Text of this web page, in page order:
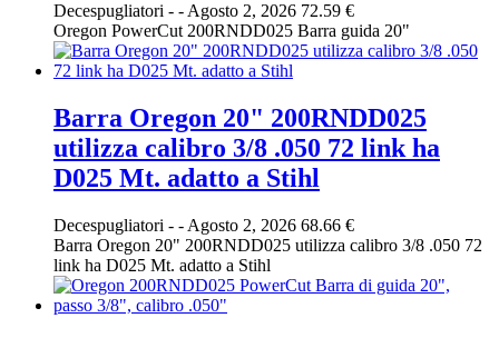
Decespugliatori - - Agosto 2, 2026 72.59 €
Oregon PowerCut 200RNDD025 Barra guida 20"
Barra Oregon 20" 200RNDD025
utilizza calibro 3/8 .050 72 link ha
D025 Mt. adatto a Stihl
Decespugliatori - - Agosto 2, 2026 68.66 €
Barra Oregon 20" 200RNDD025 utilizza calibro 3/8 .050 72
link ha D025 Mt. adatto a Stihl